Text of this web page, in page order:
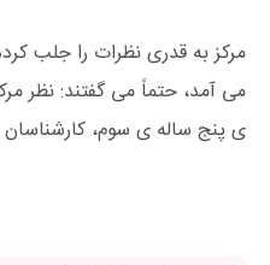
مرکز به قدری نظرات را جلب
می آمد، حتماً می گفتند: نظر
ی پنج ساله ی سوم،